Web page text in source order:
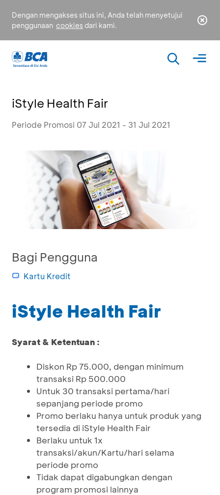
Dengan mengakses situs ini, Anda telah menyetujui
penggunaan cookies dari kami.
iStyle Health Fair
Periode Promosi 07 Jul 2021 - 31 Jul 2021
Bagi Pengguna
Kartu Kredit
iStyle Health Fair
Syarat & Ketentuan :
Diskon Rp 75.000, dengan minimum
transaksi Rp 500.000
Untuk 30 transaksi pertama/hari
sepanjang periode promo
Promo berlaku hanya untuk produk yang
tersedia di iStyle Health Fair
Berlaku untuk 1x
transaksi/akun/Kartu/hari selama
periode promo
Tidak dapat digabungkan dengan
program promosi lainnya